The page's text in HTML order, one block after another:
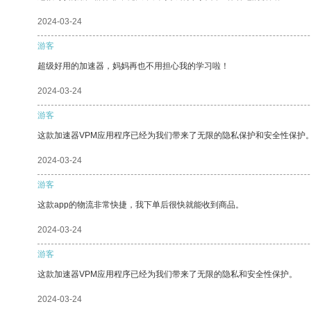
2024-03-24
游客
超级好用的加速器，妈妈再也不用担心我的学习啦！
2024-03-24
游客
这款加速器VPM应用程序已经为我们带来了无限的隐私保护和安全性保护
2024-03-24
游客
这款app的物流非常快捷，我下单后很快就能收到商品。
2024-03-24
游客
这款加速器VPM应用程序已经为我们带来了无限的隐私和安全性保护。
2024-03-24